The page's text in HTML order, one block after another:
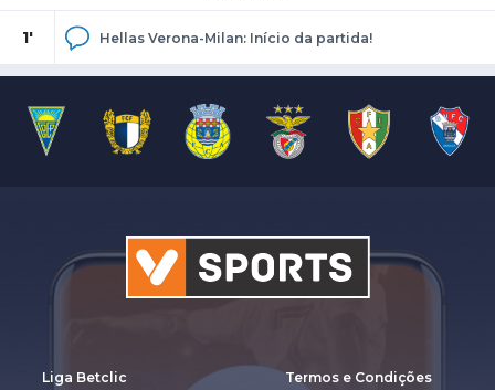
1' Hellas Verona-Milan: Início da partida!
Liga Betclic Termos e Condições